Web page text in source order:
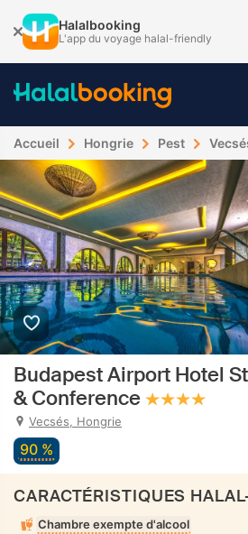
Halalbooking
L'app du voyage halal-friendly
Accueil Hongrie Pest
Budapest Airport Hotel
& Conference
Vecsés, Hongrie
90 %
CARACTÉRISTIQUES
Chambre exempte d'alcool